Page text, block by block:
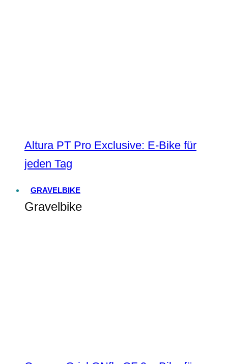
Altura PT Pro Exclusive: E-Bike für
jeden Tag
GRAVELBIKE
Gravelbike